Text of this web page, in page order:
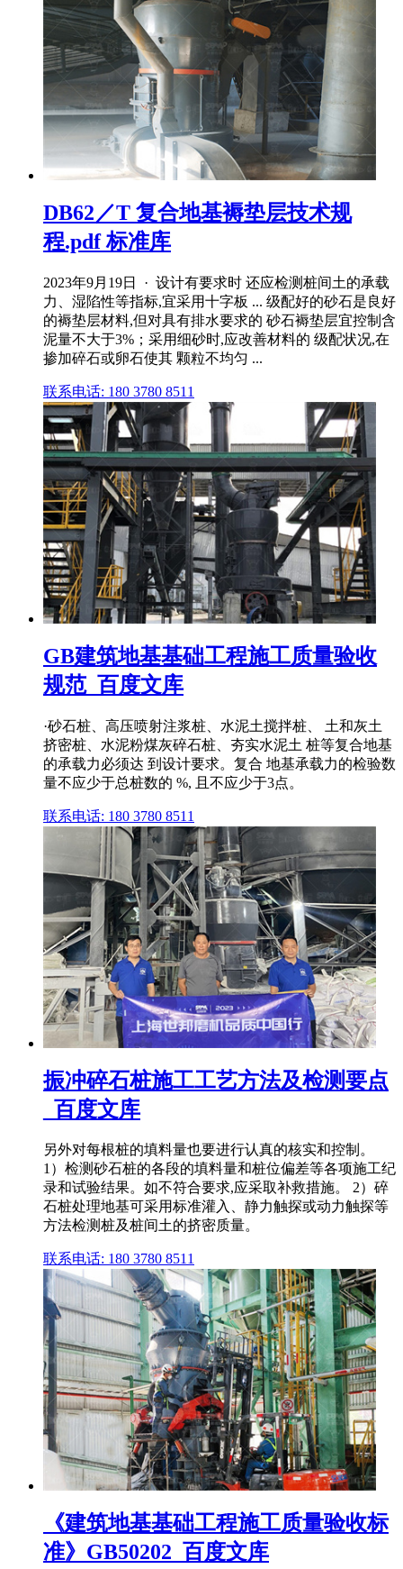
DB62／T 复合地基褥垫层技术规
程.pdf 标准库
2023年9月19日 · 设计有要求时 还应检测桩间土的承载
力、湿陷性等指标,宜采用十字板 ... 级配好的砂石是良好
的褥垫层材料,但对具有排水要求的 砂石褥垫层宜控制含
泥量不大于3%；采用细砂时,应改善材料的 级配状况,在
掺加碎石或卵石使其 颗粒不均匀 ...
联系电话: 180 3780 8511
GB建筑地基基础工程施工质量验收
规范_百度文库
·砂石桩、高压喷射注浆桩、水泥土搅拌桩、 土和灰土
挤密桩、水泥粉煤灰碎石桩、夯实水泥土 桩等复合地基
的承载力必须达 到设计要求。复合 地基承载力的检验数
量不应少于总桩数的 %, 且不应少于3点。
联系电话: 180 3780 8511
振冲碎石桩施工工艺方法及检测要点
_百度文库
另外对每根桩的填料量也要进行认真的核实和控制。
1）检测砂石桩的各段的填料量和桩位偏差等各项施工纪
录和试验结果。如不符合要求,应采取补救措施。 2）碎
石桩处理地基可采用标准灌入、静力触探或动力触探等
方法检测桩及桩间土的挤密质量。
联系电话: 180 3780 8511
《建筑地基基础工程施工质量验收标
准》GB50202_百度文库